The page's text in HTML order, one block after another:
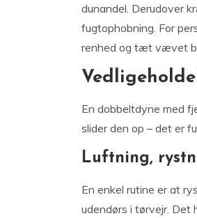
dunandel. Derudover
fugtophobning. For
renhed og tæt vævet
En dobbeltdyne med
slider den op – det er
Luftning,
En enkel rutine er at
udendørs i tørvejr. Det